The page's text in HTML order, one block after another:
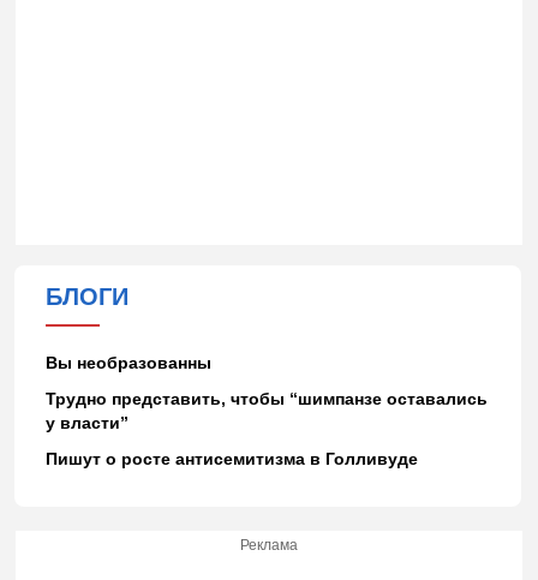
БЛОГИ
Вы необразованны
Трудно представить, чтобы “шимпанзе оставались
у власти”
Пишут о росте антисемитизма в Голливуде
Реклама